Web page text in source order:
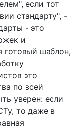
если тот
стандарту", -
- это
и
готовый шаблон,
это
по всей
уверен: если
то даже в